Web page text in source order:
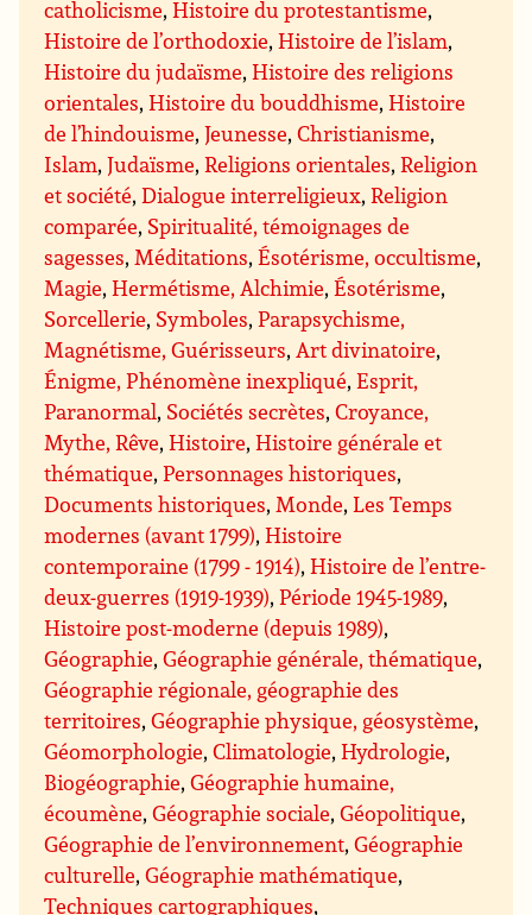
catholicisme,Histoire du protestantisme,
Histoire de l’orthodoxie,Histoire de l’islam,
Histoire du judaïsme,Histoire des religions
orientales,Histoire du bouddhisme,Histoire
de l’hindouisme,Jeunesse,Christianisme,
Islam,Judaïsme,Religions orientales,Religion
et société,Dialogue interreligieux,Religion
comparée, Spiritualité, témoignages de
sagesses, Méditations,Ésotérisme, occultisme,
Magie,Hermétisme, Alchimie,Ésotérisme,
Sorcellerie, Symboles,Parapsychisme,
Magnétisme, Guérisseurs, Art divinatoire,
Énigme, Phénomène inexpliqué,Esprit,
Paranormal, Sociétés secrètes,Croyance,
Mythe, Rêve,Histoire,Histoire générale et
thématique,Personnages historiques,
Documents historiques, Monde,Les Temps
modernes (avant 1799),Histoire
contemporaine (1799 - 1914),Histoire de l’entre-
deux-guerres (1919-1939),Période 1945-1989,
Histoire post-moderne (depuis 1989),
Géographie,Géographie générale, thématique,
Géographie régionale, géographie des
territoires,Géographie physique, géosystème,
Géomorphologie,Climatologie,Hydrologie,
Biogéographie,Géographie humaine,
écoumène,Géographie sociale,Géopolitique,
Géographie de l’environnement,Géographie
culturelle,Géographie mathématique,
Techniques cartographiques,